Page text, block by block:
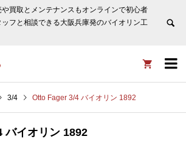
買取とメンテナンスもオンラインで初心者
フと相談できる大阪兵庫発のバイオリン工


3/4 Otto Fager 3/4 バイオリン 1892
バイオリン 1892
ついてタサカ工房長にLINE相談も頂けま
す。非表示